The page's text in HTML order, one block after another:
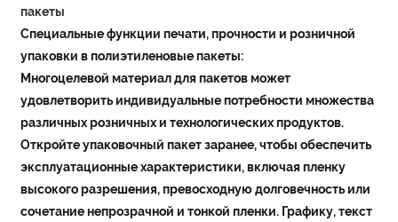
пакеты
Специальные функции печати, прочности и розничной
упаковки в полиэтиленовые пакеты:
Многоцелевой материал для пакетов может
удовлетворить индивидуальные потребности множества
различных розничных и технологических продуктов.
Откройте упаковочный пакет заранее, чтобы обеспечить
эксплуатационные характеристики, включая пленку
высокого разрешения, превосходную долговечность или
сочетание непрозрачной и тонкой пленки. Графику, текст